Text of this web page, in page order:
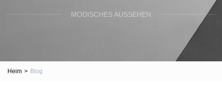
MODISCHES AUSSEHEN
Heim > Blog